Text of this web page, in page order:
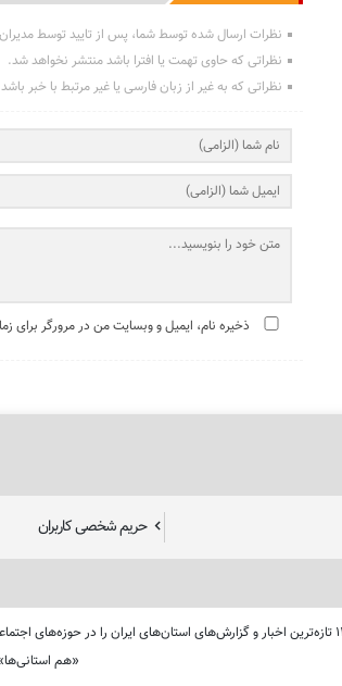
نظرات ارسال شده توسط شما، پس از تایید توسط
نظراتی که حاوی تهمت یا افترا باشد منتشر نخواهد شد.
نظراتی که به غیر از زبان فارسی یا غیر مرتبط با خبر
ذخیره نام، ایمیل و وبسایت من در مرورگر برای
حریم شخصی کاربران
هم‌استانی‌ها از سال ۱۳۹۳ تازه‌ترین اخبار و گزارش‌های استان‌های
«هم